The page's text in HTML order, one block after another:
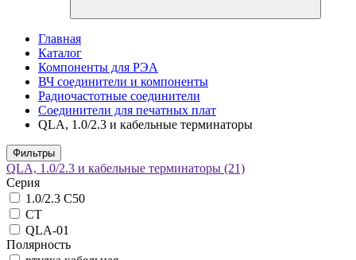
Главная
Каталог
Компоненты для РЭА
ВЧ соединители и компоненты
Радиочастотные соединители
Соединители для печатных плат
QLA, 1.0/2.3 и кабельные терминаторы
Фильтры
QLA, 1.0/2.3 и кабельные терминаторы (21)
Серия
1.0/2.3 C50
CT
QLA-01
Полярность